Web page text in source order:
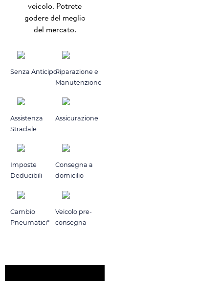
veicolo. Potrete
godere del meglio
del mercato.
Senza AnticipoRiparazione e
Manutenzione
Assistenza
Stradale
Assicurazione
Imposte
Deducibili
Consegna a
domicilio
Cambio
Pneumatici*
Veicolo pre-
consegna